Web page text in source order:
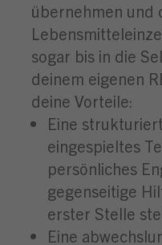
übernehmen und
sogar bis in die
deinem eigenen
deine Vorteile:
Eine
eingespieltes
persönliches
gegenseitige
erster Stelle
Eine